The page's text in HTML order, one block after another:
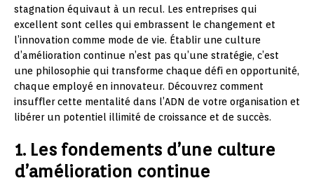
stagnation équivaut à un recul. Les entreprises qui
excellent sont celles qui embrassent le changement et
l’innovation comme mode de vie. Établir une culture
d’amélioration continue n’est pas qu’une stratégie, c’est
une philosophie qui transforme chaque défi en opportunité,
chaque employé en innovateur. Découvrez comment
insuffler cette mentalité dans l’ADN de votre organisation et
libérer un potentiel illimité de croissance et de succès.
1. Les fondements d’une culture
d’amélioration continue